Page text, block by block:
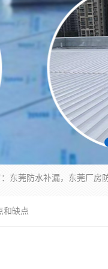
和缺点